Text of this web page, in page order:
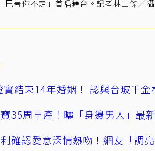
巴著你不走」首唱舞台。記者林士傑／
結束14年婚姻！ 認與台玻千金
35周早產！曬「身邊男人」最
確認愛意深情熱吻！網友「調